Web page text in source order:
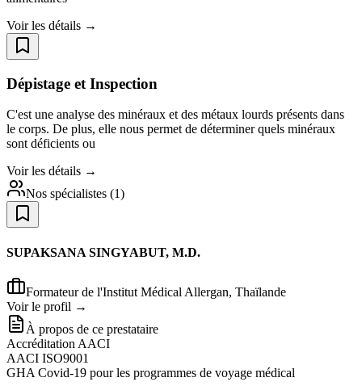
Voir les détails →
Dépistage et Inspection
C'est une analyse des minéraux et des métaux lourds présents dans
le corps. De plus, elle nous permet de déterminer quels minéraux
sont déficients ou
Voir les détails →
Nos spécialistes (1)
SUPAKSANA SINGYABUT, M.D.
Formateur de l'Institut Médical Allergan, Thaïlande
Voir le profil →
À propos de ce prestataire
Accréditation AACI
AACI ISO9001
GHA Covid-19 pour les programmes de voyage médical